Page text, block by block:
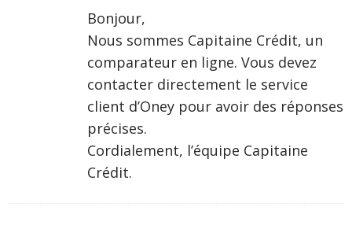
Bonjour,
Nous sommes Capitaine Crédit, un
comparateur en ligne. Vous devez
contacter directement le service
client d’Oney pour avoir des réponses
précises.
Cordialement, l’équipe Capitaine
Crédit.